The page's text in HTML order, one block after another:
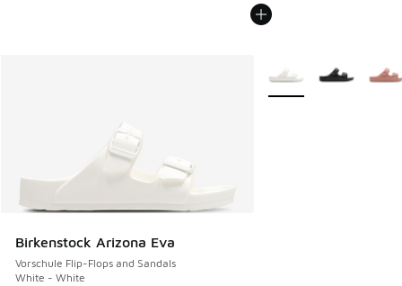
Birkenstock Arizona Eva
Vorschule Flip-Flops and Sandals
White - White
Weitere Farben